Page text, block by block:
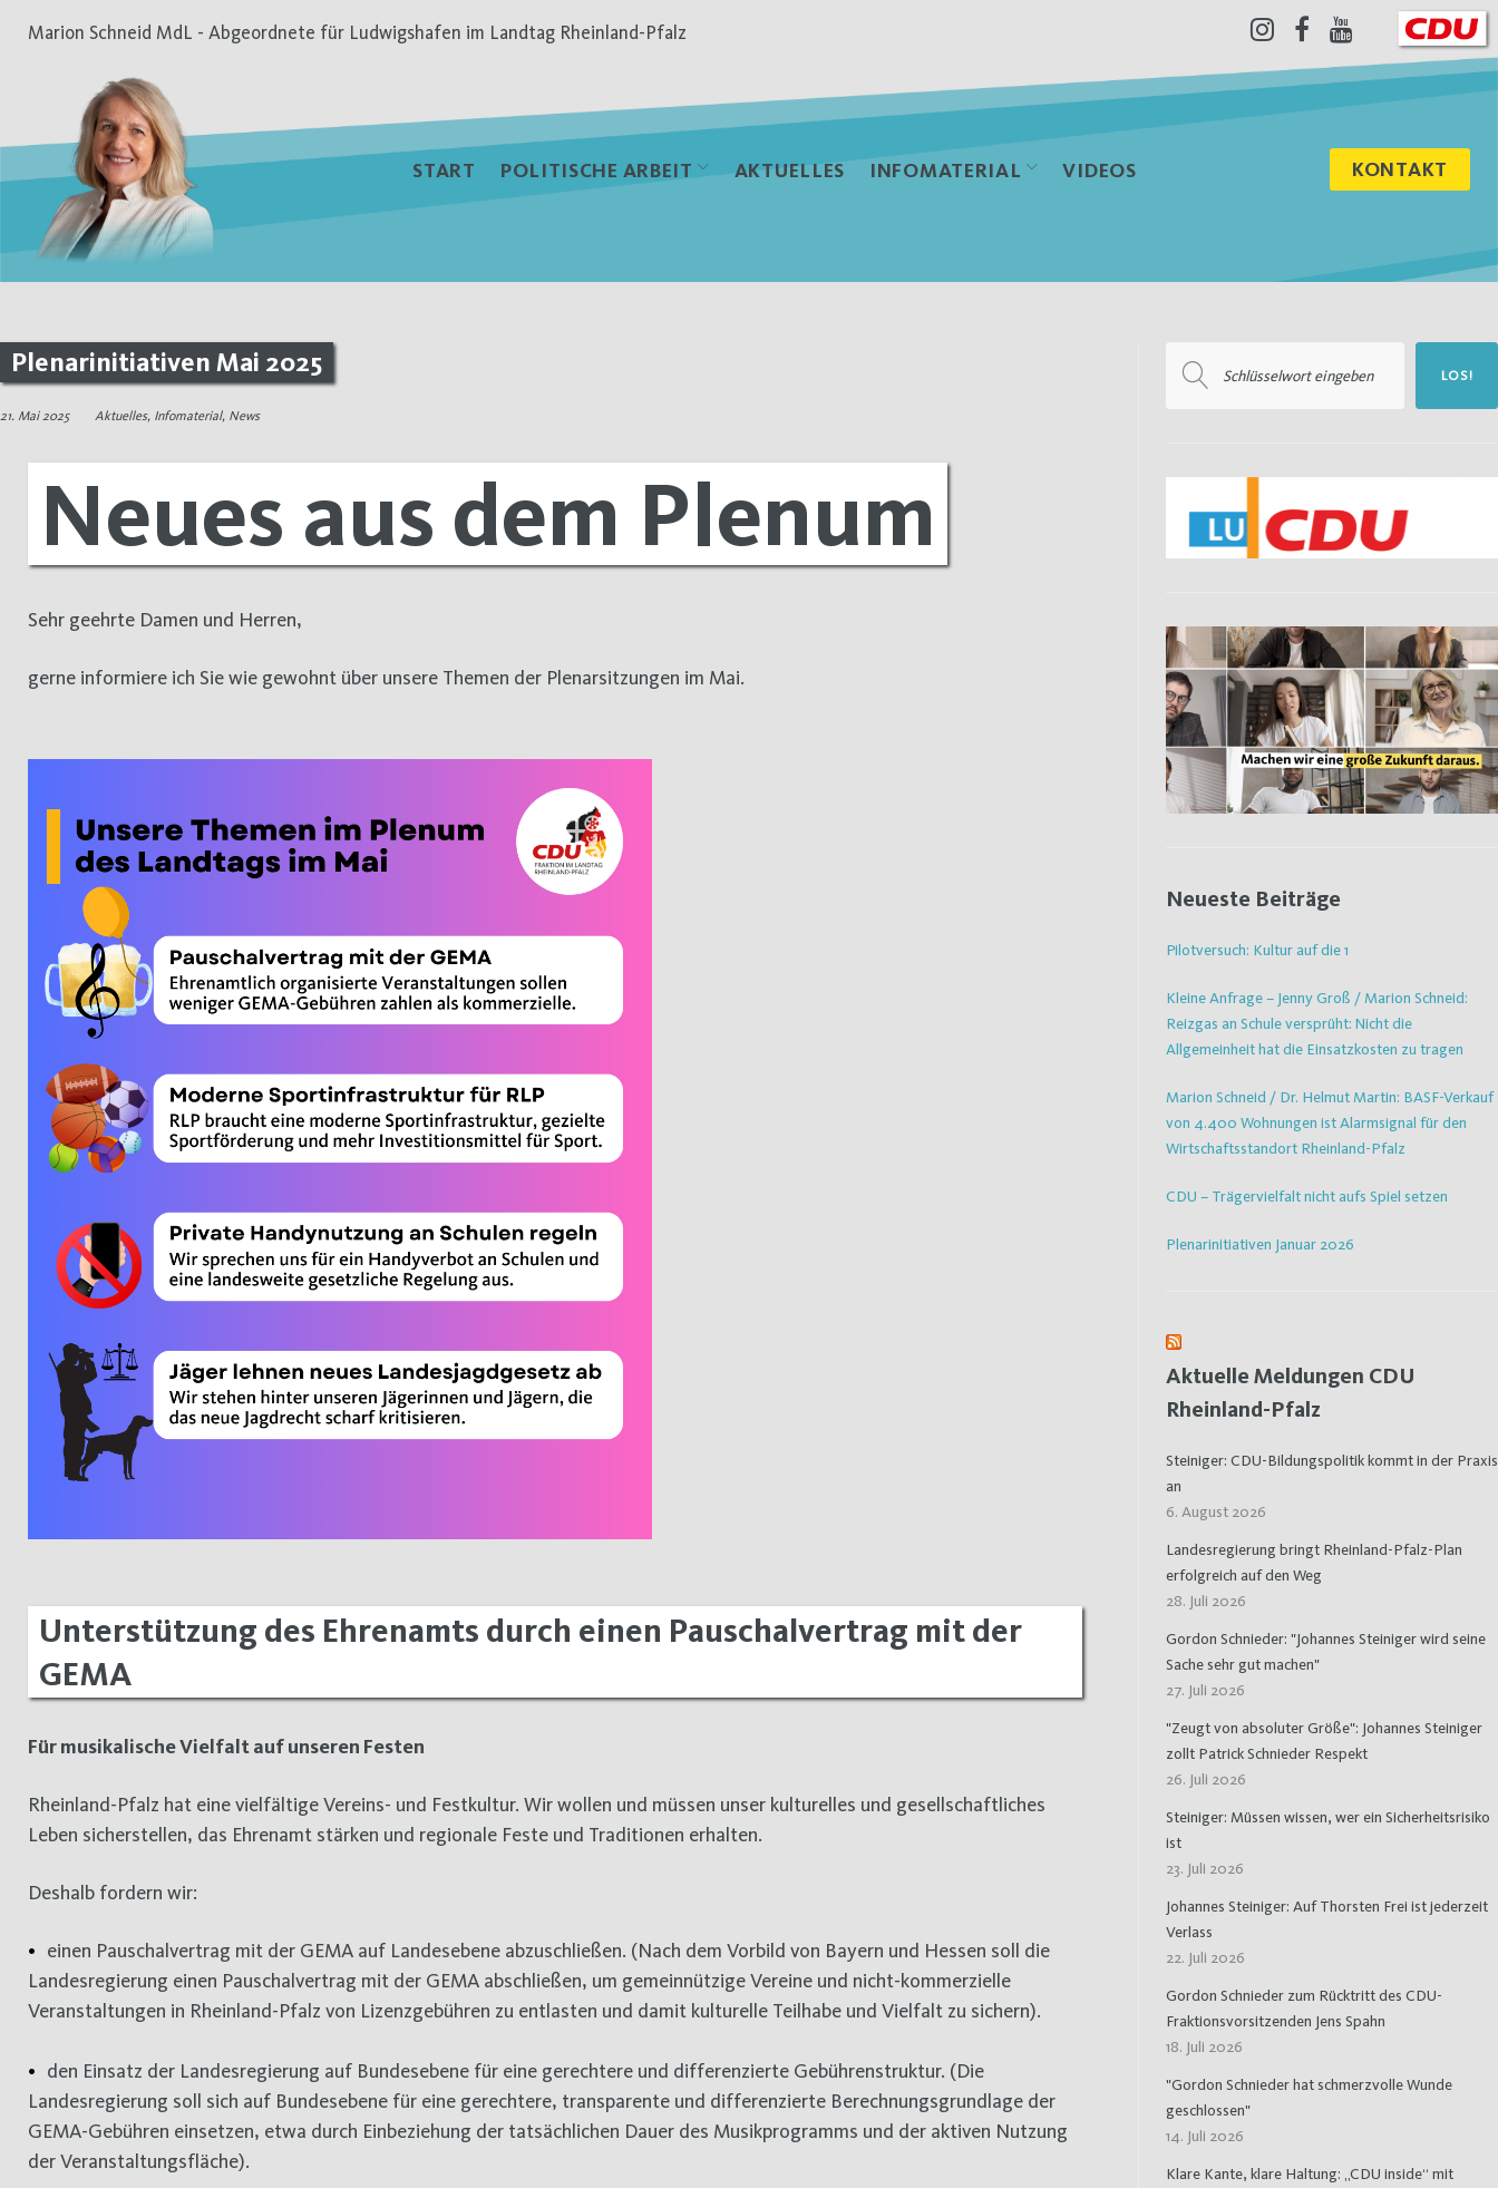
Inhalt
Marion Schneid MdL - Abgeordnete für Ludwigshafen im Landtag Rheinland-Pfalz
Instagram
Facebook
Youtube
START POLITISCHE ARBEIT AKTUELLES INFOMATERIAL VIDEOS KONTAKT
Plenarinitiativen Mai 2025
21. Mai 2025 Aktuelles, Infomaterial, News
Neues aus dem Plenum
Sehr geehrte Damen und Herren,
gerne informiere ich Sie wie gewohnt über unsere Themen der Plenarsitzungen im Mai.
Unterstützung des Ehrenamts durch einen Pauschalvertrag mit der
GEMA
Für musikalische Vielfalt auf unseren Festen
Rheinland-Pfalz hat eine vielfältige Vereins- und Festkultur. Wir wollen und müssen unser kulturelles und gesellschaftliches
Leben sicherstellen, das Ehrenamt stärken und regionale Feste und Traditionen erhalten.
Deshalb fordern wir:
einen Pauschalvertrag mit der GEMA auf Landesebene abzuschließen. (Nach dem Vorbild von Bayern und Hessen soll die
Landesregierung einen Pauschalvertrag mit der GEMA abschließen, um gemeinnützige Vereine und nicht-kommerzielle
Veranstaltungen in Rheinland-Pfalz von Lizenzgebühren zu entlasten und damit kulturelle Teilhabe und Vielfalt zu sichern).
den Einsatz der Landesregierung auf Bundesebene für eine gerechtere und differenzierte Gebührenstruktur. (Die
Landesregierung soll sich auf Bundesebene für eine gerechtere, transparente und differenzierte Berechnungsgrundlage der
GEMA-Gebühren einsetzen, etwa durch Einbeziehung der tatsächlichen Dauer des Musikprogramms und der aktiven Nutzung
der Veranstaltungsfläche).
nach:
LOS!
Neueste Beiträge
Pilotversuch: Kultur auf die 1
Kleine Anfrage – Jenny Groß / Marion Schneid:
Reizgas an Schule versprüht: Nicht die
Allgemeinheit hat die Einsatzkosten zu tragen
Marion Schneid / Dr. Helmut Martin: BASF-Verkauf
von 4.400 Wohnungen ist Alarmsignal für den
Wirtschaftsstandort Rheinland-Pfalz
CDU – Trägervielfalt nicht aufs Spiel setzen
Plenarinitiativen Januar 2026
Aktuelle Meldungen CDU
Rheinland-Pfalz
Steiniger: CDU-Bildungspolitik kommt in der Praxis
an
6. August 2026
Landesregierung bringt Rheinland-Pfalz-Plan
erfolgreich auf den Weg
28. Juli 2026
Gordon Schnieder: "Johannes Steiniger wird seine
Sache sehr gut machen"
27. Juli 2026
"Zeugt von absoluter Größe": Johannes Steiniger
zollt Patrick Schnieder Respekt
26. Juli 2026
Steiniger: Müssen wissen, wer ein Sicherheitsrisiko
ist
23. Juli 2026
Johannes Steiniger: Auf Thorsten Frei ist jederzeit
Verlass
22. Juli 2026
Gordon Schnieder zum Rücktritt des CDU-
Fraktionsvorsitzenden Jens Spahn
18. Juli 2026
"Gordon Schnieder hat schmerzvolle Wunde
geschlossen"
14. Juli 2026
Klare Kante, klare Haltung: „CDU inside“ mit